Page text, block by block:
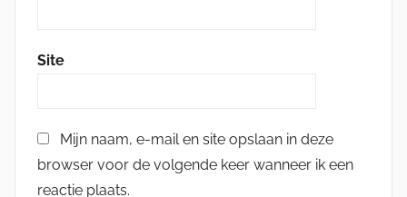
Site
Mijn naam, e-mail en site opslaan in deze
browser voor de volgende keer wanneer ik een
reactie plaats.